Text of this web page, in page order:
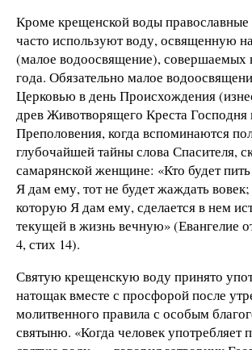
Кроме крещенской воды православные
часто используют воду, освященную
(малое водоосвящение), совершаемых
года. Обязательно малое
Церковью в день Происхождения
древ Животворящего Креста Господня
Преполовения, когда вспоминаются
глубочайшей тайны слова Спасителя,
самарянской женщине: «Кто будет
Я дам ему, тот не будет жаждать
которую Я дам ему, сделается в нем
текущей в жизнь вечную» (Евангелие
4, стих 14).
Святую крещенскую воду принято
натощак вместе с просфорой после
молитвенного правила с особым
святыню. «Когда человек употребляет